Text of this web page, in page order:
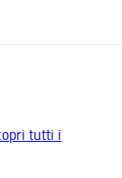
tutti i